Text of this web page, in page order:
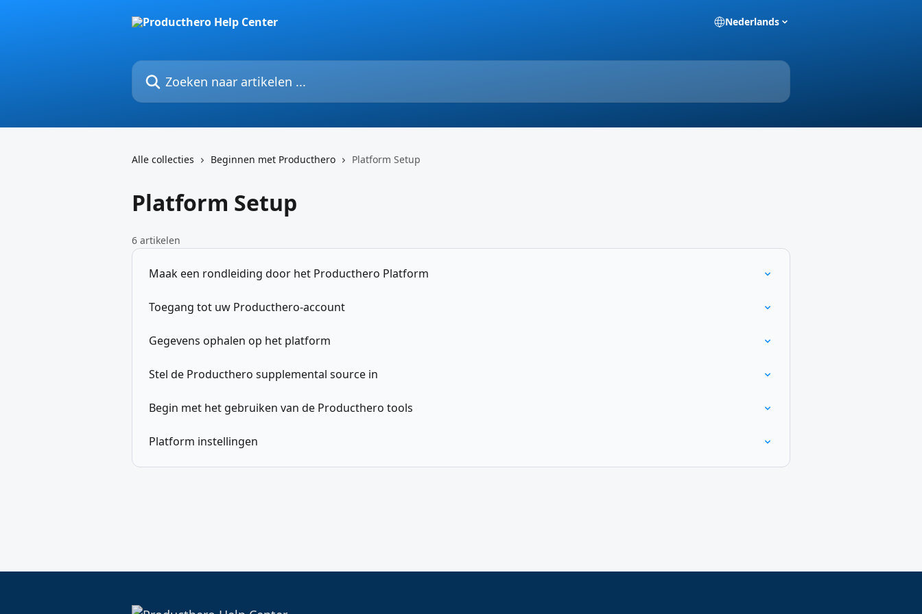
Nederlands
Zoeken naar artikelen ...
Alle collecties Beginnen met Producthero Platform Setup
Platform Setup
6 artikelen
Maak een rondleiding door het Producthero Platform
Toegang tot uw Producthero-account
Gegevens ophalen op het platform
Stel de Producthero supplemental source in
Begin met het gebruiken van de Producthero tools
Platform instellingen